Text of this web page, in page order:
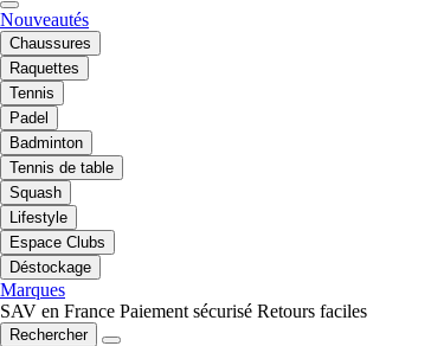
Nouveautés
Chaussures
Raquettes
Tennis
Padel
Badminton
Tennis de table
Squash
Lifestyle
Espace Clubs
Déstockage
Marques
SAV en France Paiement sécurisé Retours faciles
Rechercher